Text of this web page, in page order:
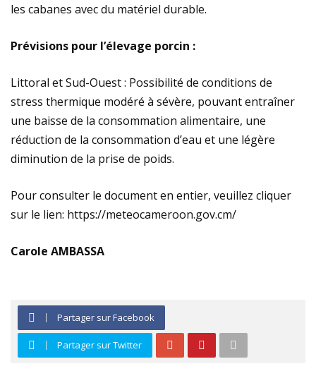
les cabanes avec du matériel durable.
Prévisions pour l’élevage porcin :
Littoral et Sud-Ouest : Possibilité de conditions de
stress thermique modéré à sévère, pouvant entraîner
une baisse de la consommation alimentaire, une
réduction de la consommation d’eau et une légère
diminution de la prise de poids.
Pour consulter le document en entier, veuillez cliquer
sur le lien: https://meteocameroon.gov.cm/
Carole AMBASSA
Partager sur Facebook
Partager sur Twitter